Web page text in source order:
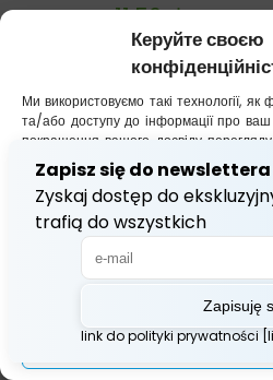
Керуйте своєю
Ми використовуємо такі технології,
та/або доступу до інформації про
покращення вашого досвіду
(не)персоналізованої реклами.
технологій дозволить нам обробляти
час перегляду веб-сторінок або
сайті. Відмова від надання згоди або
роботу певних функцій та можливостей.
Прийняти
Переглянути
11,56zł
Додати в кошик